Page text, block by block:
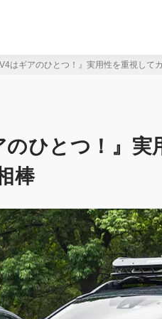
はギアのひとつ！』実用性を重視して
のひとつ！』
棒